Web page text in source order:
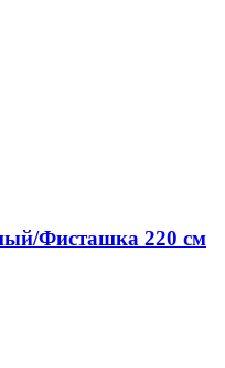
Фисташка 220 см